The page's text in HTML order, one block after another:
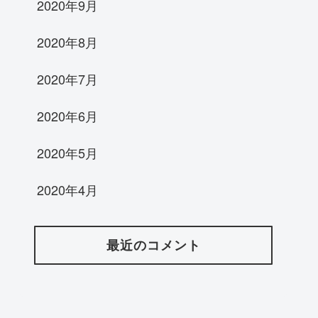
2020年9月
2020年8月
2020年7月
2020年6月
2020年5月
2020年4月
最近のコメント